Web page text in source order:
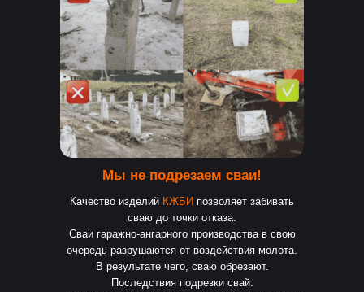
Мы не подрезаем сваи!
Качество изделий КЖБИ позволяет забивать
сваю до точки отказа.
Сваи гаражно-ангарного производства в свою
очередь разрушаются от воздействия молота.
В результате чего, сваю обрезают.
Последствия подрезки свай: